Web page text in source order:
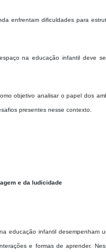
enfrentam dificuldades para
na educação infantil deve
objetivo analisar o papel dos
presentes nesse contexto.
e da ludicidade
educação infantil desempenham
e formas de aprender.